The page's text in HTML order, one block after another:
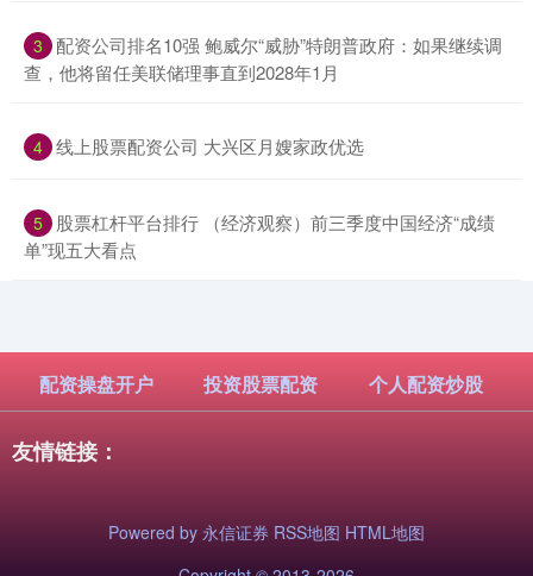
3 ​配资公司排名10强 鲍威尔“威胁”特朗普政府：如果继续调
查，他将留任美联储理事直到2028年1月
4 ​线上股票配资公司 大兴区月嫂家政优选
5
​股票杠杆平台排行 （经济观察）前三季度中国经济“成绩
单”现五大看点
配资操盘开户 投资股票配资 个人配资炒股
友情链接：
Powered by 永信证券 RSS地图 HTML地图